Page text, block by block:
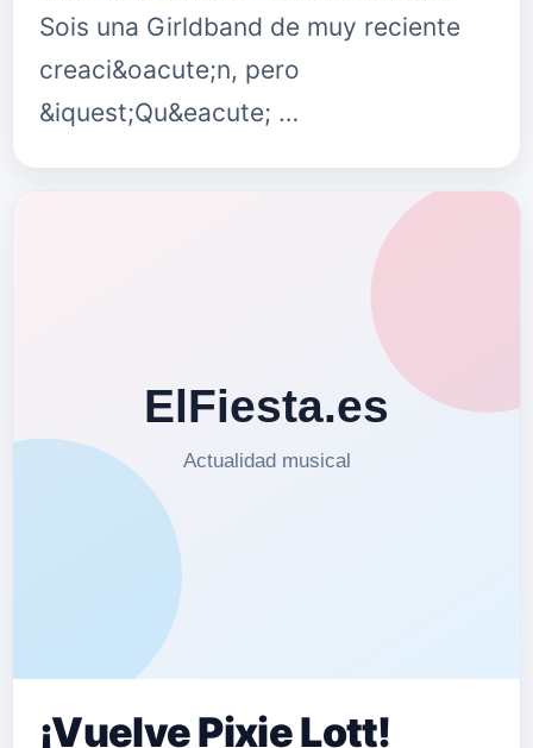
Sois una Girldband de muy reciente
creaci&oacute;n, pero
&iquest;Qu&eacute; …
¡Vuelve Pixie Lott!